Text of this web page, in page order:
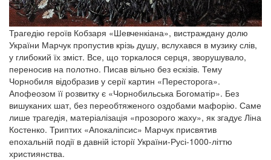
Трагедію героїв Кобзаря «Шевченкіана», вистраждану долю
України Марчук пропустив крізь душу, вслухався в музику слів,
у глибокий їх зміст. Все, що торкалося серця, зворушувало,
переносив на полотно. Писав вільно без ескізів. Тему
Чорнобиля відобразив у серії картин «Пересторога».
Апофеозом її розвитку є «Чорнобильська Богоматір». Без
вишуканих шат, без переобтяженого оздобами мафорію. Саме
лише трагедія, матеріалізація «прозорого жаху», як згадує Ліна
Костенко. Триптих «Апокаліпсис» Марчук присвятив
епохальній події в давній історії України-Русі-1000-літтю
християнства.